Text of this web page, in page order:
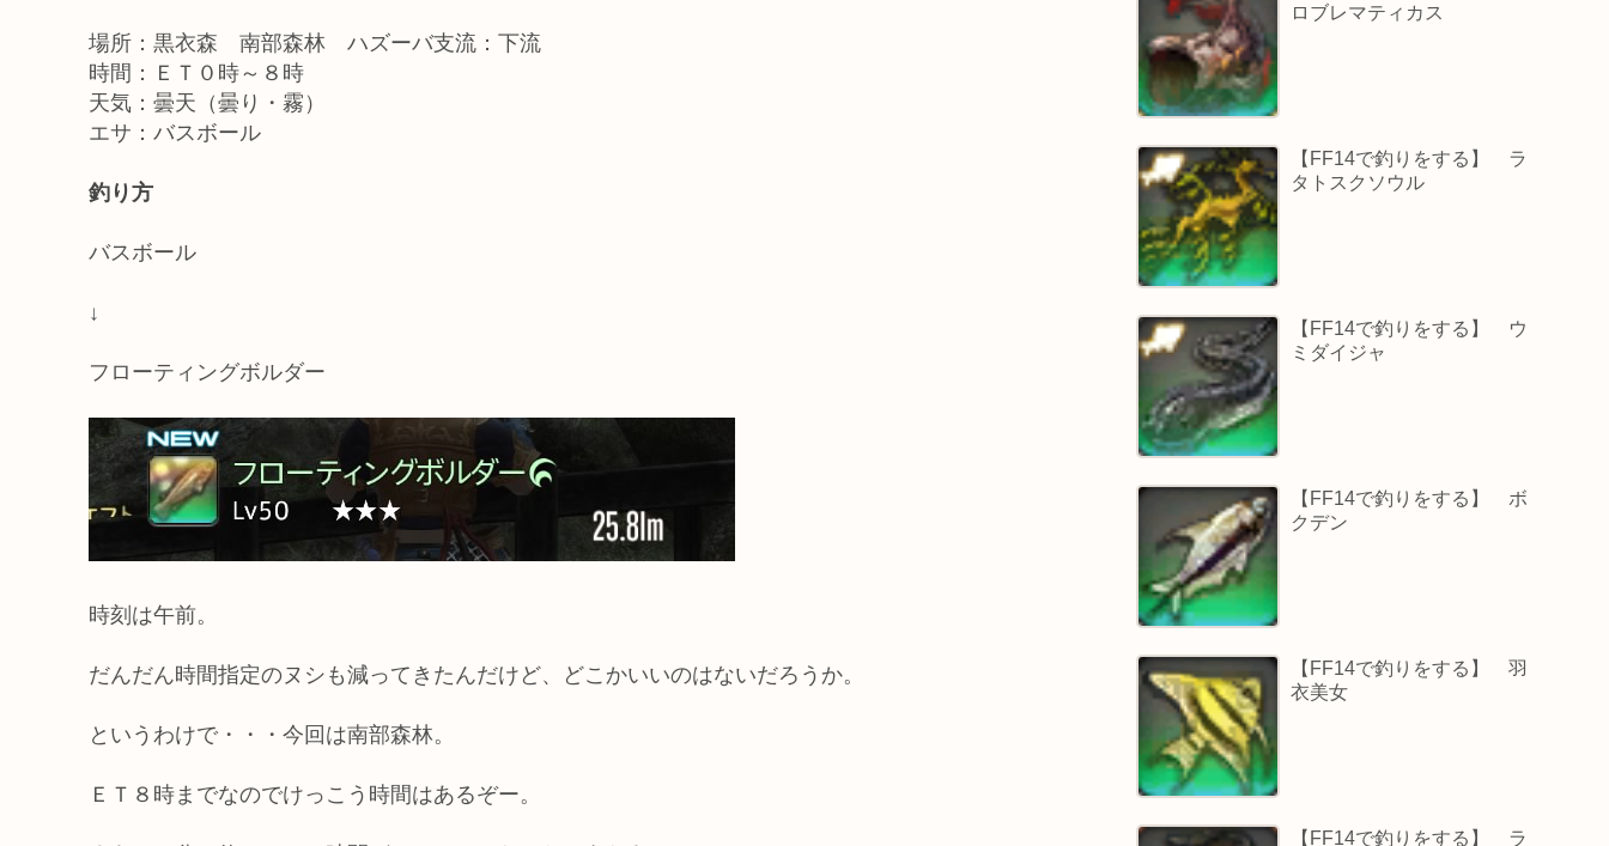
場所：黒衣森 南部森林 ハズーバ支流：下流
時間：ＥＴ０時～８時
天気：曇天（曇り・霧）
エサ：バスボール
釣り方
バスボール
↓
フローティングボルダー
時刻は午前。
だんだん時間指定のヌシも減ってきたんだけど、どこかいいのはないだろうか。
というわけで・・・今回は南部森林。
ＥＴ８時までなのでけっこう時間はあるぞー。
ロブレマティカス
【FF14で釣りをする】 ラ
タトスクソウル
【FF14で釣りをする】 ウ
ミダイジャ
【FF14で釣りをする】 ボ
クデン
【FF14で釣りをする】 羽
衣美女
【FF14で釣りをする】 ラ